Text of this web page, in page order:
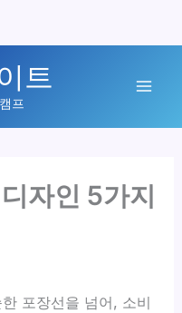
트
프
자인 5가지
포장선을 넘어, 소비